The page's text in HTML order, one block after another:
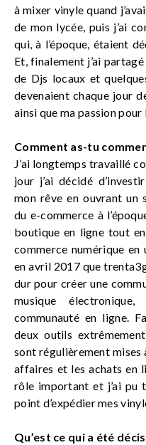
à mixer vinyle quand
de mon lycée, puis j’ai
qui, à l’époque, étaient
Et, finalement j’ai
de Djs locaux et
devenaient chaque jour
ainsi que ma passion pour
Comment as-tu
J’ai longtemps travaillé
jour j’ai décidé
mon rêve en ouvrant un
du e-commerce à
boutique en ligne tout
commerce numérique en
en avril 2017 que
dur pour créer une
musique électronique,
communauté en ligne.
deux outils
sont régulièrement mises
affaires et les achats en
rôle important et j’ai pu
point d’expédier mes
Qu’est ce qui a été